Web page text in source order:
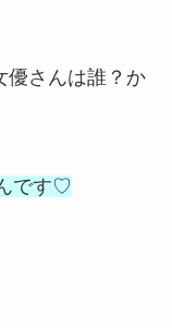
優さんは誰？か
です♡